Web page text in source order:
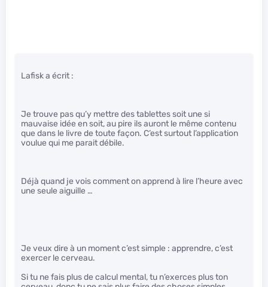
Lafisk a écrit :
Je trouve pas qu’y mettre des tablettes soit une si
mauvaise idée en soit, au pire ils auront le même contenu
que dans le livre de toute façon. C’est surtout l’application
voulue qui me parait débile.
Déjà quand je vois comment on apprend à lire l’heure avec
une seule aiguille …
Je veux dire à un moment c’est simple : apprendre, c’est
exercer le cerveau.
Si tu ne fais plus de calcul mental, tu n’exerces plus ton